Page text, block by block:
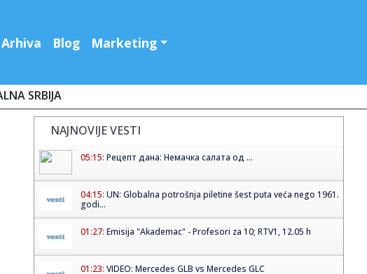
Arhiva Blog Marketing
SRBIJA
NAJNOVIJE VESTI
05:15: Рецепт дана: Немачка салата од ...
04:15: UN: Globalna potrošnja piletine šest puta veća nego 1961.
godi...
01:27: Emisija "Akademac" - Profesori za 10; RTV1, 12.05 h
01:23: VIDEO: Mercedes GLB vs Mercedes GLC